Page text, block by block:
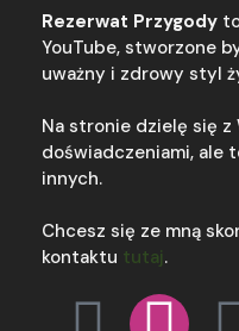
Rezerwat Przygody
YouTube, stworzone
uważny i zdrowy styl
Na stronie dzielę się z
doświadczeniami, ale
innych.
Chcesz się ze mną
kontaktu tutaj.